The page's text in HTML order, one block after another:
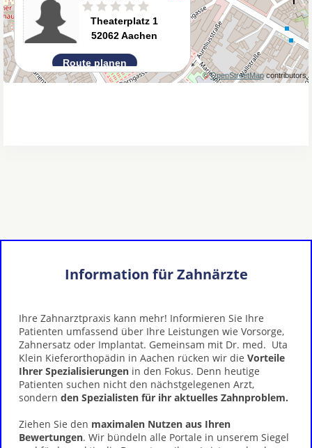
Information für Zahnärzte
Ihre Zahnarztpraxis kann mehr! Informieren Sie Ihre
Patienten umfassend über Ihre Leistungen wie Vorsorge,
Zahnersatz oder Implantat. Gemeinsam mit Dr. med. Uta
Klein Kieferorthopädin in Aachen rücken wir die Vorteile
Ihrer Spezialisierungen in den Fokus. Denn heutige
Patienten suchen nicht den nächstgelegenen Arzt,
sondern den Spezialisten für ihr aktuelles Zahnproblem.
Ziehen Sie den maximalen Nutzen aus Ihren
Bewertungen. Wir bündeln alle Portale in unserem Siegel